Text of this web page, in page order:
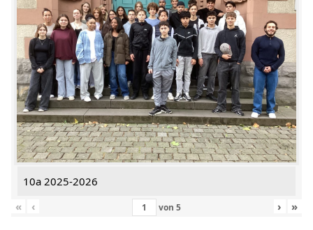
10a 2025-2026
«
‹ von 5 › »